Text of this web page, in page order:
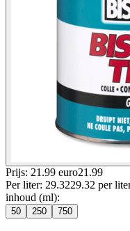
Prijs: 21.99 euro21 .99
Per liter: 29.3229.32 per
inhoud (ml):
50 250 750